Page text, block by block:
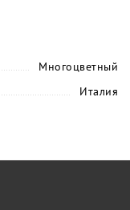
Многоцветный
Италия